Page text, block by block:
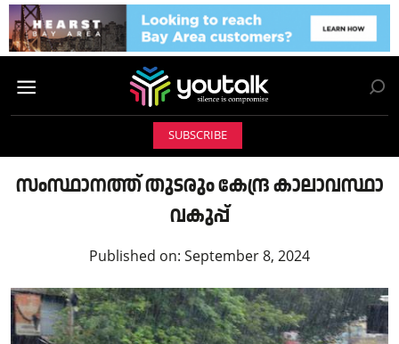
SUBSCRIBE
സംസ്ഥാനത്ത് തുടരും കേന്ദ്ര കാലാവസ്ഥാ
വകുപ്പ്
Published on: September 8, 2024